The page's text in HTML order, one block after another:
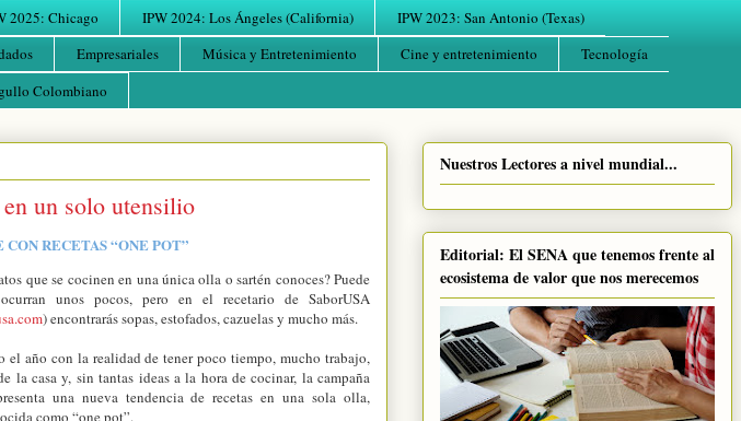
2025: Chicago IPW 2024: Los Ángeles (California)
IPW 2023: San Antonio (Texas)
Empresariales Música y Entretenimiento Cine y entretenimiento
Tecnología
Colombiano
un solo utensilio
CON RECETAS “ONE POT”
que se cocinen en una única olla o sartén conoces? Puede
unos pocos, pero en el recetario de SaborUSA
) encontrarás sopas, estofados, cazuelas y mucho más.
el año con la realidad de tener poco tiempo, mucho trabajo,
la casa y, sin tantas ideas a la hora de cocinar, la campaña
una nueva tendencia de recetas en una sola olla,
como “one pot”.
Nuestros Lectores a nivel mundial...
Editorial: El SENA que tenemos frente al
ecosistema de valor que nos merecemos